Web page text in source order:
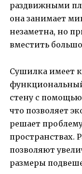
раздвижными
она занимает
незаметна, но
вместить
Сушилка имеет
стену с
что позволяет
решает
пространствах.
позволяют
размеры